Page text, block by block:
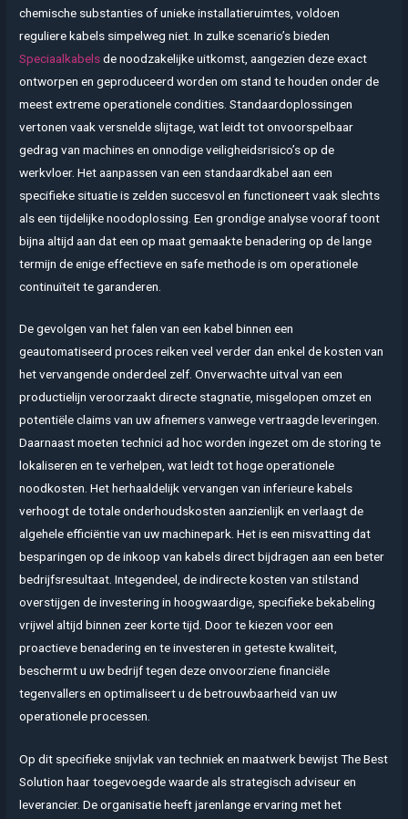
chemische substanties of unieke installatieruimtes, voldoen
reguliere kabels simpelweg niet. In zulke scenario’s bieden
Speciaalkabelsde noodzakelijke uitkomst, aangezien deze exact
ontworpen en geproduceerd worden om stand te houden onder de
meest extreme operationele condities. Standaardoplossingen
vertonen vaak versnelde slijtage, wat leidt tot onvoorspelbaar
gedrag van machines en onnodige veiligheidsrisico’s op de
werkvloer. Het aanpassen van een standaardkabel aan een
specifieke situatie is zelden succesvol en functioneert vaak slechts
als een tijdelijke noodoplossing. Een grondige analyse vooraf toont
bijna altijd aan dat een op maat gemaakte benadering op de lange
termijn de enige effectieve en safe methode is om operationele
continuïteit te garanderen.
De gevolgen van het falen van een kabel binnen een
geautomatiseerd proces reiken veel verder dan enkel de kosten van
het vervangende onderdeel zelf. Onverwachte uitval van een
productielijn veroorzaakt directe stagnatie, misgelopen omzet en
potentiële claims van uw afnemers vanwege vertraagde leveringen.
Daarnaast moeten technici ad hoc worden ingezet om de storing te
lokaliseren en te verhelpen, wat leidt tot hoge operationele
noodkosten. Het herhaaldelijk vervangen van inferieure kabels
verhoogt de totale onderhoudskosten aanzienlijk en verlaagt de
algehele efficiëntie van uw machinepark. Het is een misvatting dat
besparingen op de inkoop van kabels direct bijdragen aan een beter
bedrijfsresultaat. Integendeel, de indirecte kosten van stilstand
overstijgen de investering in hoogwaardige, specifieke bekabeling
vrijwel altijd binnen zeer korte tijd. Door te kiezen voor een
proactieve benadering en te investeren in geteste kwaliteit,
beschermt u uw bedrijf tegen deze onvoorziene financiële
tegenvallers en optimaliseert u de betrouwbaarheid van uw
operationele processen.
Op dit specifieke snijvlak van techniek en maatwerk bewijst The Best
Solution haar toegevoegde waarde als strategisch adviseur en
leverancier. De organisatie heeft jarenlange ervaring met het